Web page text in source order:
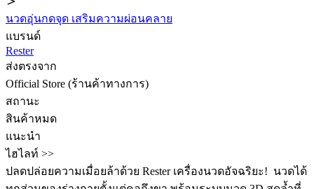
นวดอุ่นกดจุด เสริมความผ่อนคลาย
แบรนด์
Rester
ส่งตรงจาก
Official Store (ร้านค้าทางการ)
สถานะ
สินค้าหมด
แนะนำ
ไฮไลท์ >>
ปลดปล่อยความเมื่อยล้าด้วย Rester เครื่องนวดอัจฉริยะ! ️ นวดได้